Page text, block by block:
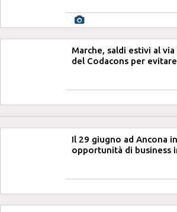
Marche, saldi estivi al
del Codacons per
Il 29 giugno ad Ancona
opportunità di business